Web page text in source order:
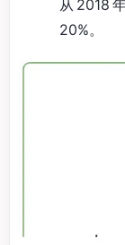
从 2018
20%。